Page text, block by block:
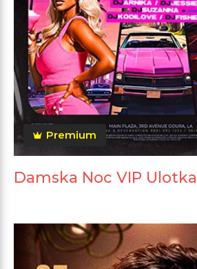
Premium
Damska Noc VIP Ulotka